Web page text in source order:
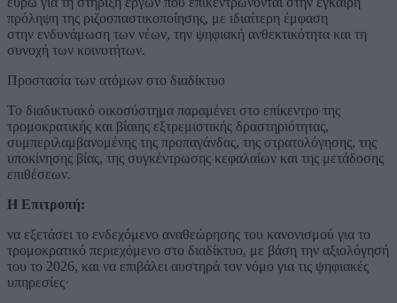
πρόληψη της ριζοσπαστικοποίησης, με ιδιαίτερη έμφαση
στην ενδυνάμωση των νέων, την ψηφιακή ανθεκτικότητα και τη
συνοχή των κοινοτήτων.
Προστασία των ατόμων στο διαδίκτυο
Το διαδικτυακό οικοσύστημα παραμένει στο επίκεντρο της
τρομοκρατικής και βίαιης εξτρεμιστικής δραστηριότητας,
συμπεριλαμβανομένης της προπαγάνδας, της στρατολόγησης, της
υποκίνησης βίας, της συγκέντρωσης κεφαλαίων και της μετάδοσης
επιθέσεων.
Η Επιτροπή:
να εξετάσει το ενδεχόμενο αναθεώρησης του κανονισμού για το
τρομοκρατικό περιεχόμενο στο διαδίκτυο, με βάση την αξιολόγησή
του το 2026, και να επιβάλει αυστηρά τον νόμο για τις ψηφιακές
υπηρεσίες·